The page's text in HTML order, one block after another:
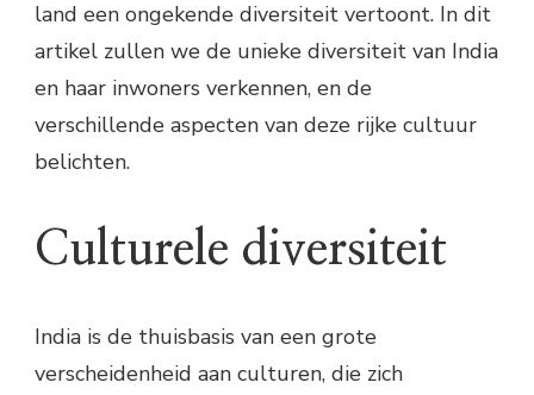
land een ongekende diversiteit vertoont. In dit
artikel zullen we de unieke diversiteit van India
en haar inwoners verkennen, en de
verschillende aspecten van deze rijke cultuur
belichten.
Culturele diversiteit
India is de thuisbasis van een grote
verscheidenheid aan culturen, die zich